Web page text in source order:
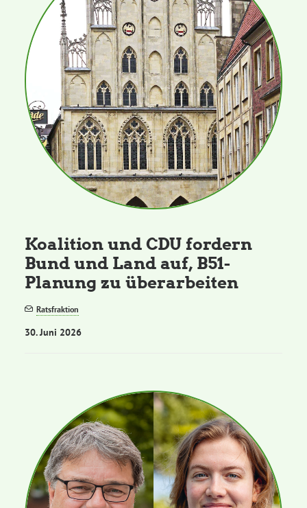
Koalition und CDU fordern
Bund und Land auf, B51-
Planung zu überarbeiten
Ratsfraktion
30. Juni 2026